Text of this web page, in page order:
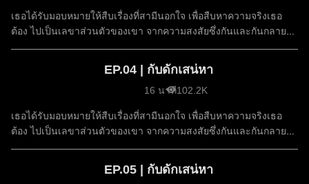
เธอได้รับมอบหมายให้สืบเรื่องที่สามีนอกใจ เพื่อสืบหาความจริงเธอ
ต้อง ไปเป็นเลขาส่วนตัวของเขา จากความสงสัยซึ่งกันและกันกลาย
เป็นความรัก
EP.04 | กับดักเสน่หา
16 นาที102.2K
เธอได้รับมอบหมายให้สืบเรื่องที่สามีนอกใจ เพื่อสืบหาความจริงเธอ
ต้อง ไปเป็นเลขาส่วนตัวของเขา จากความสงสัยซึ่งกันและกันกลาย
เป็นความรัก
EP.05 | กับดักเสน่หา